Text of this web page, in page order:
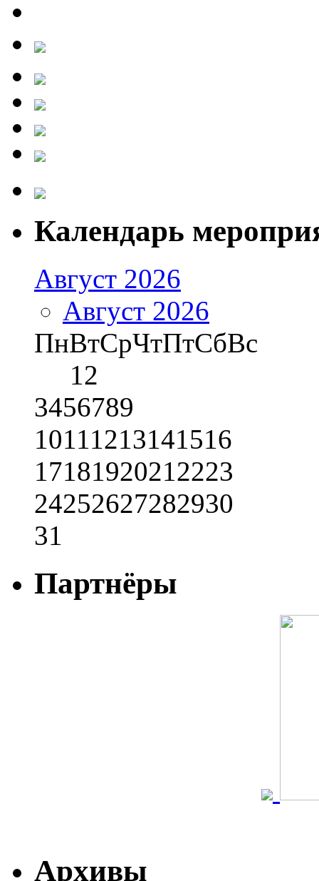
Календарь
Август 2026
Август 2026
ПнВтСрЧтПтСбВс
12
3456789
10111213141516
17181920212223
24252627282930
31
Партнёры
Архивы